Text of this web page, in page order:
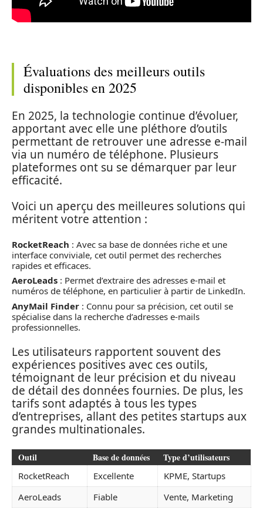
Évaluations des meilleurs outils
disponibles en 2025
En 2025, la technologie continue d’évoluer,
apportant avec elle une pléthore d’outils
permettant de retrouver une adresse e-mail
via un numéro de téléphone. Plusieurs
plateformes ont su se démarquer par leur
efficacité.
Voici un aperçu des meilleures solutions qui
méritent votre attention :
RocketReach : Avec sa base de données riche et une
interface conviviale, cet outil permet des recherches
rapides et efficaces.
AeroLeads : Permet d’extraire des adresses e-mail et
numéros de téléphone, en particulier à partir de LinkedIn.
AnyMail Finder : Connu pour sa précision, cet outil se
spécialise dans la recherche d’adresses e-mails
professionnelles.
Les utilisateurs rapportent souvent des
expériences positives avec ces outils,
témoignant de leur précision et du niveau
de détail des données fournies. De plus, les
tarifs sont adaptés à tous les types
d’entreprises, allant des petites startups aux
grandes multinationales.
Outil Base de données Type d’utilisateurs
RocketReach Excellente
KPME, Startups
AeroLeads
Fiable Vente, Marketing